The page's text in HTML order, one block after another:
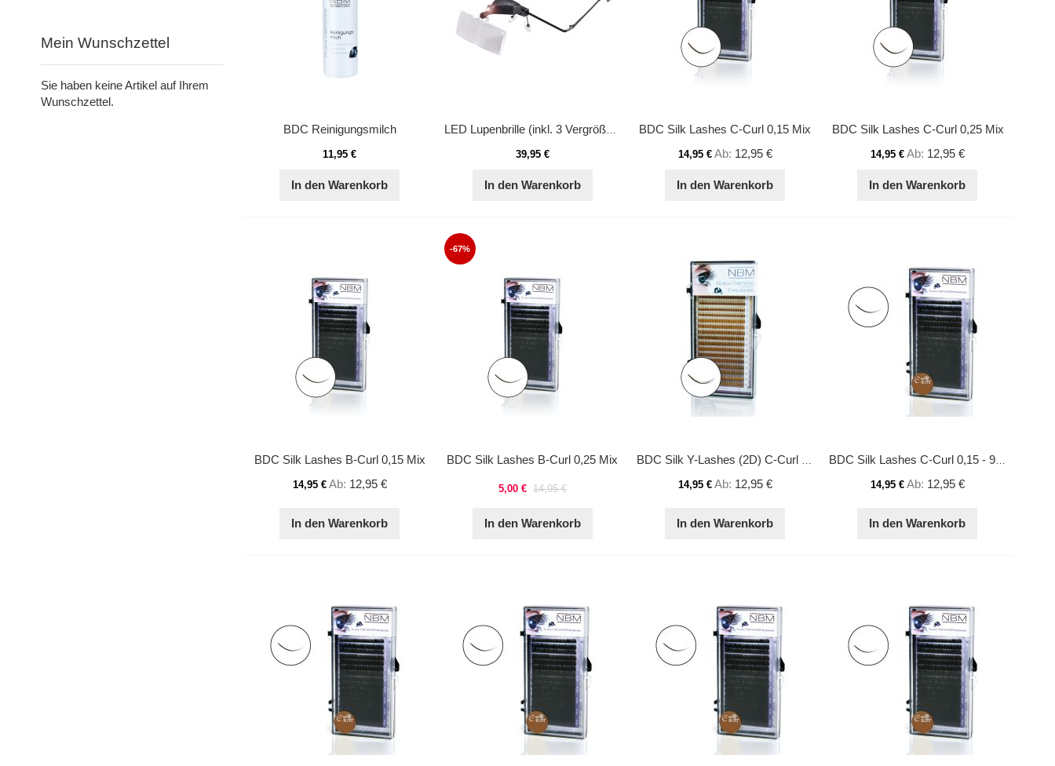
BDC Reinigungsmilch
11,95 €
In den Warenkorb
LED Lupenbrille (inkl. 3 Vergrößerungen (1,5x / 2,5x / 3,5x)
39,95 €
In den Warenkorb
BDC Silk Lashes C-Curl 0,15 Mix
14,95 € Ab 12,95 €
In den Warenkorb
BDC Silk Lashes C-Curl 0,25 Mix
14,95 € Ab 12,95 €
In den Warenkorb
BDC Silk Lashes B-Curl 0,15 Mix
14,95 € Ab 12,95 €
In den Warenkorb
-67%
BDC Silk Lashes B-Curl 0,25 Mix
5,00 € 14,95 €
In den Warenkorb
14,95 € Ab 12,95 €
In den Warenkorb
14,95 € Ab 12,95 €
In den Warenkorb
Mein Wunschzettel
Sie haben keine Artikel auf Ihrem
Wunschzettel.